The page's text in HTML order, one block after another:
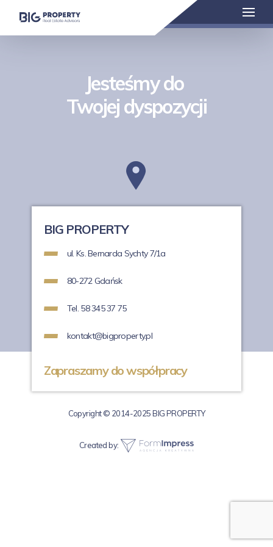
Jesteśmy do
Twojej dyspozycji
BIG PROPERTY
ul. Ks. Bernarda Sychty 7/1a
80-272 Gdańsk
Tel. 58 345 37 75
kontakt@bigproperty.pl
Zapraszamy do współpracy
Copyright © 2014-2025 BIG PROPERTY
Created by: